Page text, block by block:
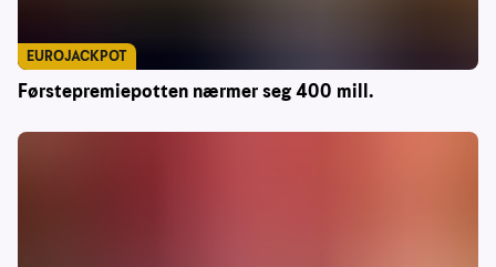
Førstepremiepotten nærmer seg 400 mill.
EUROJACKPOT